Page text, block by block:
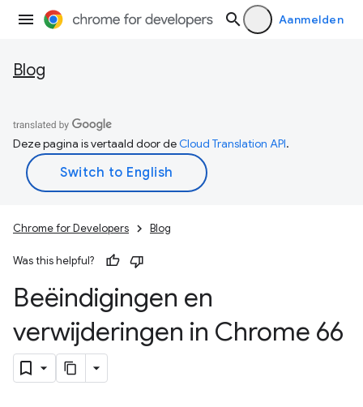
Aanmelden
Blog
Deze pagina is vertaald door deCloud Translation API.
Chrome for Developers Blog
Was this helpful?
Beëindigingen en
verwijderingen in Chrome 66